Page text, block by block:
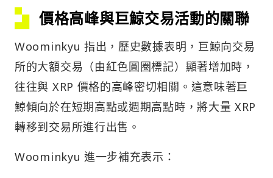
價格高峰與巨鯨交易活動的關聯
Woominkyu 指出，歷史數據表明，巨鯨向交易
所的大額交易（由紅色圓圈標記）顯著增加時，
往往與 XRP 價格的高峰密切相關。這意味著巨
鯨傾向於在短期高點或週期高點時，將大量 XRP
轉移到交易所進行出售。
Woominkyu 進一步補充表示：